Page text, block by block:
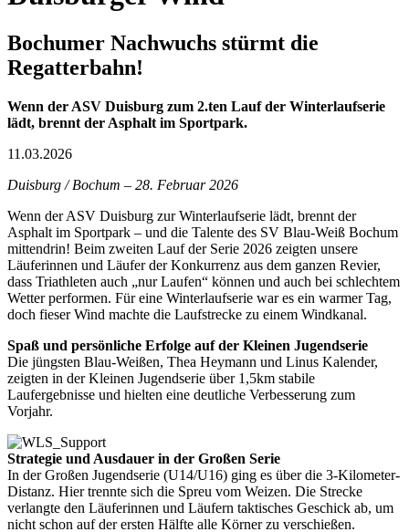
Bochumer Nachwuchs stürmt die
Regatterbahn!
Wenn der ASV Duisburg zum 2.ten Lauf der Winterlaufserie
lädt, brennt der Asphalt im Sportpark.
11.03.2026
Duisburg / Bochum – 28. Februar 2026
Wenn der ASV Duisburg zur Winterlaufserie lädt, brennt der
Asphalt im Sportpark – und die Talente des SV Blau-Weiß Bochum
mittendrin! Beim zweiten Lauf der Serie 2026 zeigten unsere
Läuferinnen und Läufer der Konkurrenz aus dem ganzen Revier,
dass Triathleten auch „nur Laufen“ können und auch bei schlechtem
Wetter performen. Für eine Winterlaufserie war es ein warmer Tag,
doch fieser Wind machte die Laufstrecke zu einem Windkanal.
Spaß und persönliche Erfolge auf der Kleinen Jugendserie
Die jüngsten Blau-Weißen, Thea Heymann und Linus Kalender,
zeigten in der Kleinen Jugendserie über 1,5km stabile
Laufergebnisse und hielten eine deutliche Verbesserung zum
Vorjahr.
Strategie und Ausdauer in der Großen Serie
In der Großen Jugendserie (U14/U16) ging es über die 3-Kilometer-
Distanz. Hier trennte sich die Spreu vom Weizen. Die Strecke
verlangte den Läuferinnen und Läufern taktisches Geschick ab, um
nicht schon auf der ersten Hälfte alle Körner zu verschießen.